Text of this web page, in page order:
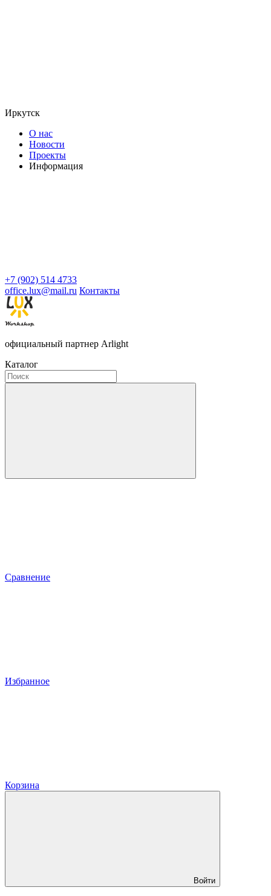
Иркутск
О нас
Новости
Проекты
Информация
+7 (902) 514 4733
office.lux@mail.ru Контакты
официальный партнер Arlight
Каталог
Сравнение
Избранное
Корзина
Войти